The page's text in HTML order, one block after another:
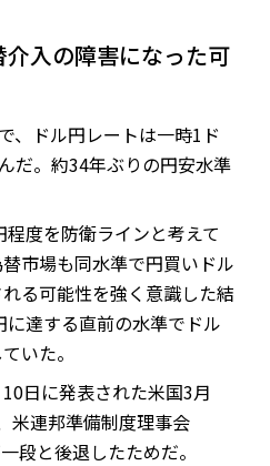
入の障害になった可
、ドル円レートは一時1ド
だ。約34年ぶりの円安水準
度を防衛ラインと考えて
市場も同水準で円買いドル
る可能性を強く意識した結
達する直前の水準でドル
いた。
日に発表された米国3月
米連邦準備制度理事会
段と後退したためだ。